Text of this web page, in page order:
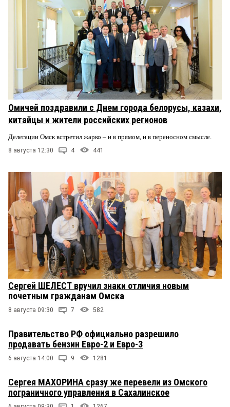
Омичей поздравили с Днем города белорусы, казахи,
китайцы и жители российских регионов
Делегации Омск встретил жарко – и в прямом, и в переносном смысле.
8 августа 12:30 4 441
Сергей ШЕЛЕСТ вручил знаки отличия новым
почетным гражданам Омска
8 августа 09:30 7 582
Правительство РФ официально разрешило
продавать бензин Евро-2 и Евро-3
6 августа 14:00 9 1281
Сергея МАХОРИНА сразу же перевели из Омского
пограничного управления в Сахалинское